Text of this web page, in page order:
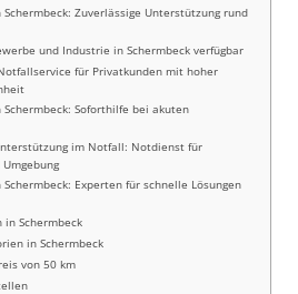
Zuverlässige Unterstützung rund
und Industrie in Schermbeck verfügbar
für Privatkunden mit hoher
Soforthilfe bei akuten
im Notfall: Notdienst für
Experten für schnelle Lösungen
in Schermbeck
in Schermbeck
von 50 km